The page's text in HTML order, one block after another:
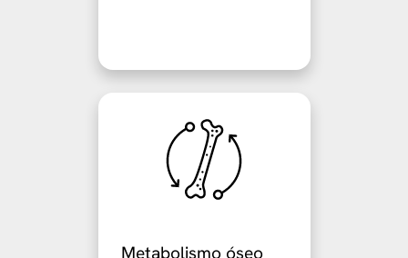
Metabolismo óseo